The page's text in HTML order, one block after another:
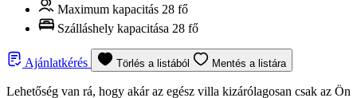
Maximum kapacitás 28 fő
Szálláshely kapacitása 28 fő
Ajánlatkérés Törlés a listából Mentés a listára
Lehetőség van rá, hogy akár az egész villa kizárólagosan csak az Ön